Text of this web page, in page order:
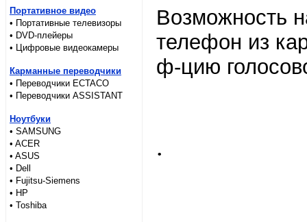
Портативное видео
• Портативные телевизоры
• DVD-плейеры
• Цифровые видеокамеры
Карманные переводчики
• Переводчики ECTACO
• Переводчики ASSISTANT
Ноутбуки
• SAMSUNG
• ACER
• ASUS
• Dell
• Fujitsu-Siemens
• HP
• Toshiba
Возможность
телефон из
ф-цию
.